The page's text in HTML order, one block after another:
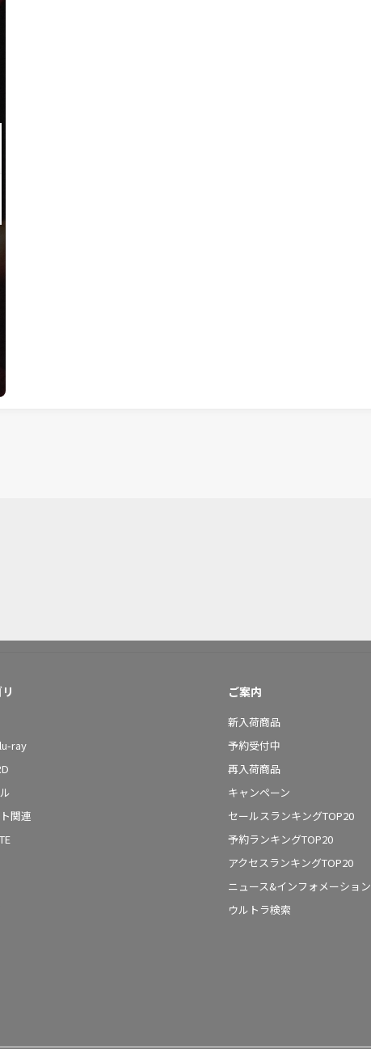
ray
関連
ご案内
新入荷商品
予約受付中
再入荷商品
キャンペーン
セールスランキングTOP20
予約ランキングTOP20
アクセスランキングTOP20
ニュース&インフォメーション
ウルトラ検索